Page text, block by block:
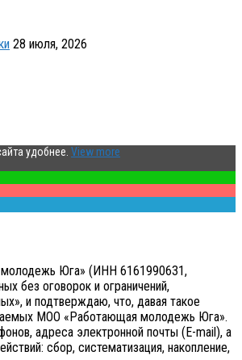
28 июля, 2026
удобнее. View more
молодежь Юга» (ИНН 6161990631,
без оговорок и ограничений,
и подтверждаю, что, давая такое
МОО «Работающая молодежь Юга».
адреса электронной почты (E-mail), а
сбор, систематизация, накопление,